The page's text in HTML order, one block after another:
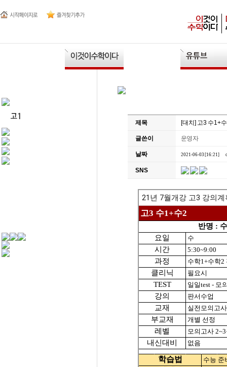
제목 [대치] 고3 수1+
글쓴이 운영자
날짜 2021-06-03 [16:21]
SNS